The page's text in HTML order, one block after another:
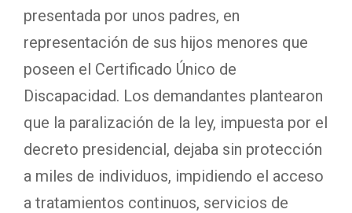
presentada por unos padres, en
representación de sus hijos menores que
poseen el Certificado Único de
Discapacidad. Los demandantes plantearon
que la paralización de la ley, impuesta por el
decreto presidencial, dejaba sin protección
a miles de individuos, impidiendo el acceso
a tratamientos continuos, servicios de